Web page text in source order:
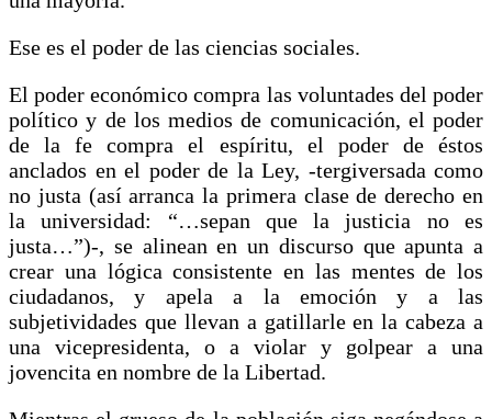
Ese es el poder de las ciencias sociales.
El poder económico compra las voluntades del poder
político y de los medios de comunicación, el poder
de la fe compra el espíritu, el poder de éstos
anclados en el poder de la Ley, -tergiversada como
no justa (así arranca la primera clase de derecho en
la universidad: “…sepan que la justicia no es
justa…”)-, se alinean en un discurso que apunta a
crear una lógica consistente en las mentes de los
ciudadanos, y apela a la emoción y a las
subjetividades que llevan a gatillarle en la cabeza a
una vicepresidenta, o a violar y golpear a una
jovencita en nombre de la Libertad.